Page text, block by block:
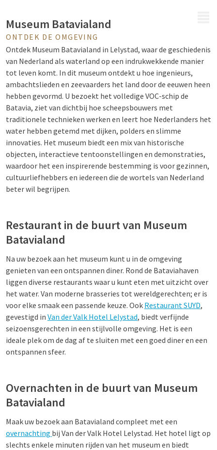
Museum Batavialand
ONTDEK DE OMGEVING
Ontdek Museum Batavialand in Lelystad, waar de geschiedenis
van Nederland als waterland op een indrukwekkende manier
tot leven komt. In dit museum ontdekt u hoe ingenieurs,
ambachtslieden en zeevaarders het land door de eeuwen heen
hebben gevormd. U bezoekt het volledige VOC-schip de
Batavia, ziet van dichtbij hoe scheepsbouwers met
traditionele technieken werken en leert hoe Nederlanders het
water hebben getemd met dijken, polders en slimme
innovaties. Het museum biedt een mix van historische
objecten, interactieve tentoonstellingen en demonstraties,
waardoor het een inspirerende bestemming is voor gezinnen,
cultuurliefhebbers en iedereen die de wortels van Nederland
beter wil begrijpen.
Restaurant in de buurt van Museum
Batavialand
Na uw bezoek aan het museum kunt u in de omgeving
genieten van een ontspannen diner. Rond de Bataviahaven
liggen diverse restaurants waar u kunt eten met uitzicht over
het water. Van moderne brasseries tot wereldgerechten; er is
voor elke smaak een passende keuze. Ook Restaurant SUYD,
gevestigd in Van der Valk Hotel Lelystad, biedt verfijnde
seizoensgerechten in een stijlvolle omgeving. Het is een
ideale plek om de dag af te sluiten met een goed diner en een
ontspannen sfeer.
Overnachten in de buurt van Museum
Batavialand
Maak uw bezoek aan Batavialand compleet met een
overnachting bij Van der Valk Hotel Lelystad. Het hotel ligt op
slechts enkele minuten rijden van het museum en biedt